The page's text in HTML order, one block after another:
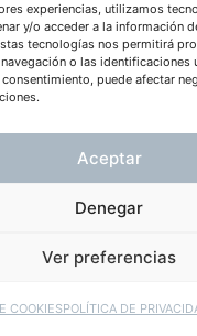
experiencias, utilizamos
y/o acceder a la información
tecnologías nos permitirá
o las identificaciones
puede afectar
Aceptar
Denegar
Ver preferencias
COOKIESPOLÍTICA DE